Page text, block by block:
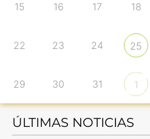
15 16 17 18
22 23 24 25
29 30 31 1
ÚLTIMAS NOTICIAS